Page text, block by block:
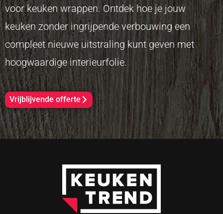
voor keuken wrappen. Ontdek hoe je jouw
keuken zonder ingrijpende verbouwing een
compleet nieuwe uitstraling kunt geven met
hoogwaardige interieurfolie.
Vrijblijvende offerte